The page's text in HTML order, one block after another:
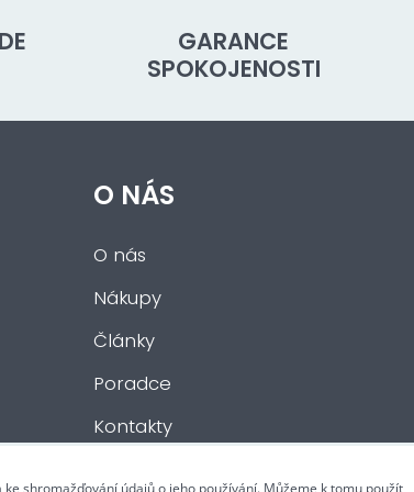
GARANCE
SPOKOJENOSTI
O NÁS
O nás
Nákupy
Články
Poradce
Kontakty
shromažďování údajů o jeho používání. Můžeme k tomu použít